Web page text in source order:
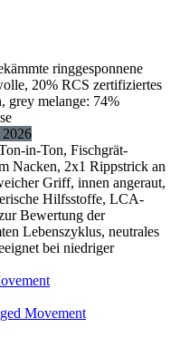
ringgesponnene
20% RCS zertifiziertes
grey melange: 74%
in-Ton, Fischgrät-
Nacken, 2x1 Rippstrick an
Griff, innen angeraut,
Hilfsstoffe, LCA-
Bewertung der
Lebenszyklus, neutrales
bei niedriger
Movement